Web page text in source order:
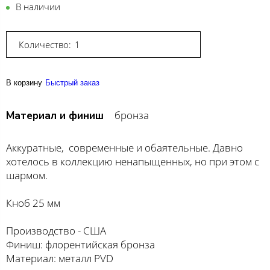
В наличии
Количество:
В корзину Быстрый заказ
Материал и финиш бронза
Аккуратные, современные и обаятельные. Давно
хотелось в коллекцию ненапыщенных, но при этом с
шармом.
Кноб 25 мм
Производство - США
Финиш: флорентийская бронза
Материал: металл PVD